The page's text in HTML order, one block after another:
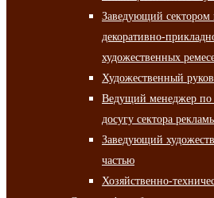
Заведующий сектором
декоративно-
художественных
Художественный
Ведущий менеджер по
досугу сектора
Заведующий
частью
Хозяйственно-